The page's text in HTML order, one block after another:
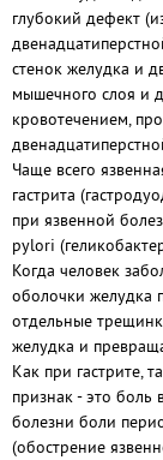
глубокий дефект
стенок желудка и
мышечного слоя и
кровотечением,
Чаще всего
гастрита
при язвенной
pylori
Когда человек
оболочки желудка
отдельные
желудка и
Как при гастрите,
признак - это
болезни боли
(обострение